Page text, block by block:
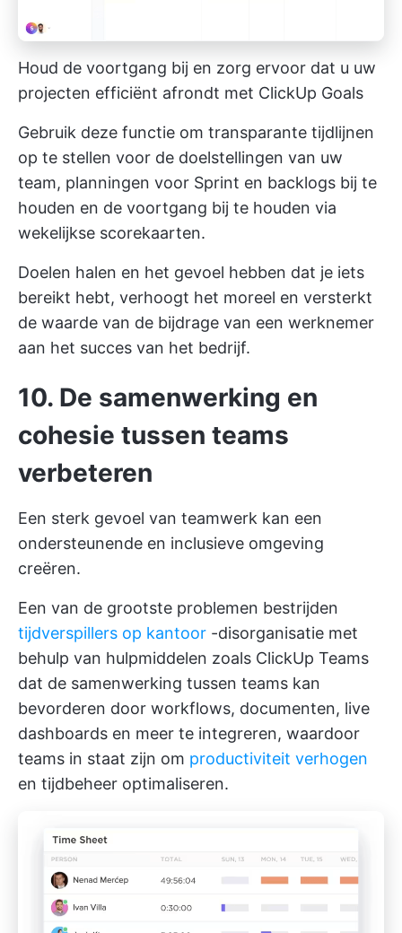
Houd de voortgang bij en zorg ervoor dat u uw
projecten efficiënt afrondt met ClickUp Goals
Gebruik deze functie om transparante tijdlijnen
op te stellen voor de doelstellingen van uw
team, planningen voor Sprint en backlogs bij te
houden en de voortgang bij te houden via
wekelijkse scorekaarten.
Doelen halen en het gevoel hebben dat je iets
bereikt hebt, verhoogt het moreel en versterkt
de waarde van de bijdrage van een werknemer
aan het succes van het bedrijf.
10. De samenwerking en
cohesie tussen teams
verbeteren
Een sterk gevoel van teamwerk kan een
ondersteunende en inclusieve omgeving
creëren.
Een van de grootste problemen bestrijden
tijdverspillers op kantoor -disorganisatie met
behulp van hulpmiddelen zoals ClickUp Teams
dat de samenwerking tussen teams kan
bevorderen door workflows, documenten, live
dashboards en meer te integreren, waardoor
teams in staat zijn om productiviteit verhogen
en tijdbeheer optimaliseren.